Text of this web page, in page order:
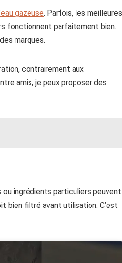
gazeuse. Parfois, les meilleures
fonctionnent parfaitement bien.
marques.
contrairement aux
amis, je peux proposer des
ingrédients particuliers peuvent
bien filtré avant utilisation. C’est